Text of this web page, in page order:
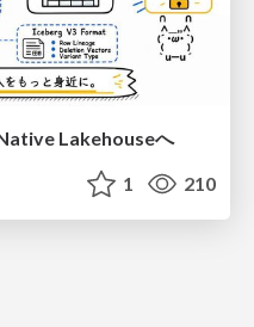
Lakehouseへ
1 210